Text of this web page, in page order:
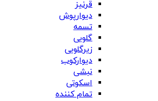
قرنیز
دیوارپوش
تسمه
گلویی
زیرگلویی
دیوارکوب
نبشی
اسکوتی
تمام کننده